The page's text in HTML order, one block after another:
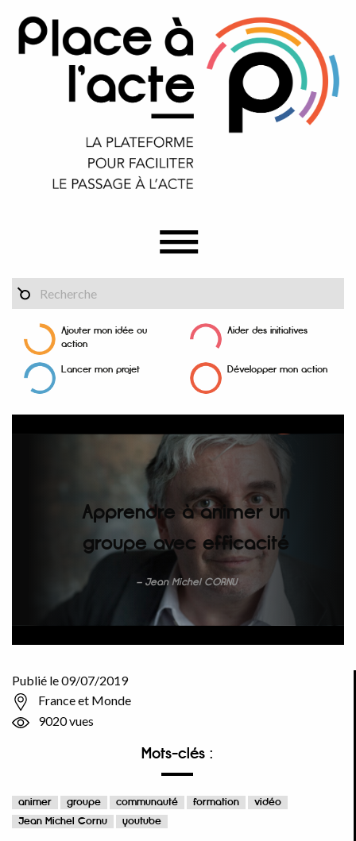
Ajouter mon idée ou
action
Aider des initiatives
Lancer mon projet Développer mon action
Apprendre à animer un
groupe avec efficacité
Jean Michel CORNU
Publié le 09/07/2019
France et Monde
9020 vues
Mots-clés :
animer groupe communauté formation
vidéo
Jean Michel Cornu
youtube